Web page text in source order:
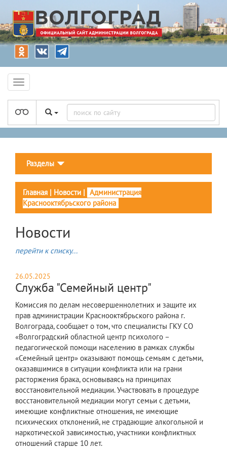
Разделы
Главная | Новости | Администрация
Краснооктябрьского района
Новости
перейти к списку...
26.05.2025
Служба "Семейный центр"
Комиссия по делам несовершеннолетних и защите их
прав администрации Краснооктябрьского района г.
Волгограда, сообщает о том, что специалисты ГКУ СО
«Волгоградский областной центр психолого –
педагогической помощи населению в рамках службы
«Семейный центр» оказывают помощь семьям с детьми,
оказавшимися в ситуации конфликта или на грани
расторжения брака, основываясь на принципах
восстановительной медиации. Участвовать в процедуре
восстановительной медиации могут семьи с детьми,
имеющие конфликтные отношения, не имеющие
психических отклонений, не страдающие алкогольной и
наркотической зависимостью, участники конфликтных
отношений старше 10 лет.